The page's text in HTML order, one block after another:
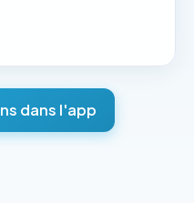
dans l'app